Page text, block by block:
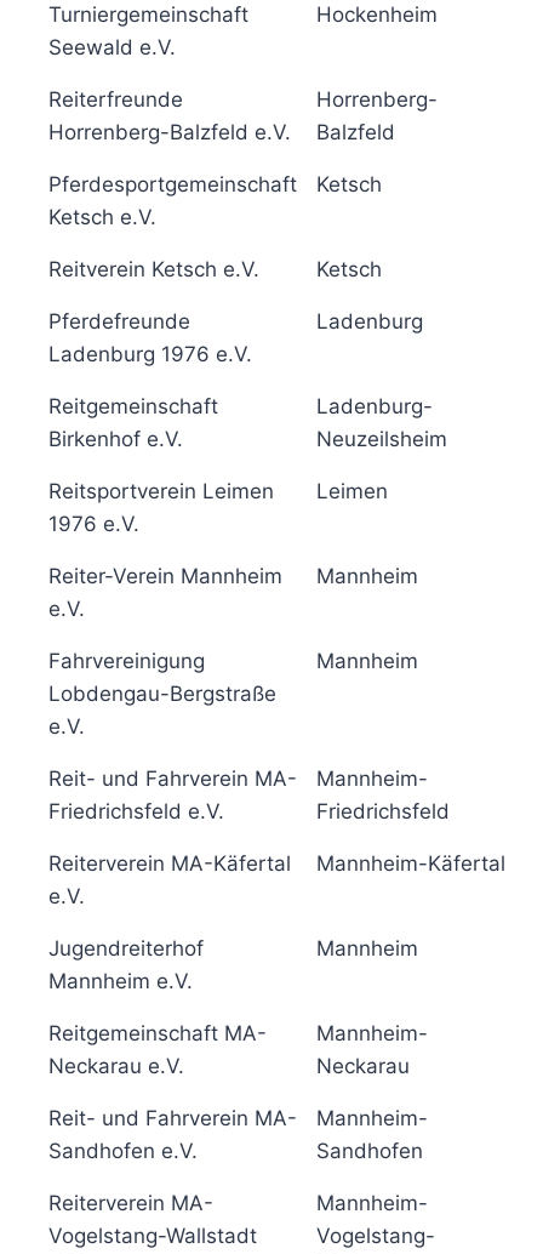
Turniergemeinschaft
Seewald e.V.
Hockenheim
Reiterfreunde
Horrenberg-Balzfeld e.V.
Horrenberg-
Balzfeld
Pferdesportgemeinschaft
Ketsch e.V.
Ketsch
Reitverein Ketsch e.V. Ketsch
Pferdefreunde
Ladenburg 1976 e.V.
Ladenburg
Reitgemeinschaft
Birkenhof e.V.
Ladenburg-
Neuzeilsheim
Reitsportverein Leimen
1976 e.V.
Leimen
Reiter-Verein Mannheim
e.V.
Mannheim
Fahrvereinigung
Lobdengau-Bergstraße
e.V.
Mannheim
Reit- und Fahrverein MA-
Friedrichsfeld e.V.
Mannheim-
Friedrichsfeld
Reiterverein MA-Käfertal
e.V.
Mannheim-Käfertal
Jugendreiterhof
Mannheim e.V.
Mannheim
Reitgemeinschaft MA-
Neckarau e.V.
Mannheim-
Neckarau
Reit- und Fahrverein MA-
Sandhofen e.V.
Mannheim-
Sandhofen
Reiterverein MA-
Vogelstang-Wallstadt
Mannheim-
Vogelstang-